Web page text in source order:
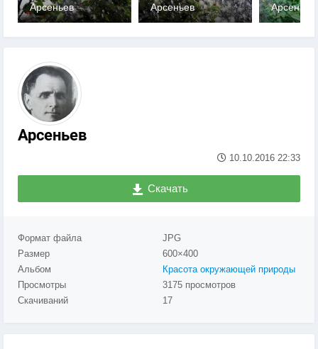
0
Арсеньев
0
Арсеньев
0
Арсеньев
Арсеньев
10.10.2016 22:33
Скачать
Формат файла
JPG
Размер
600×400
Альбом
Красота окружающей природы
Просмотры
3175 просмотров
Скачиваний
17